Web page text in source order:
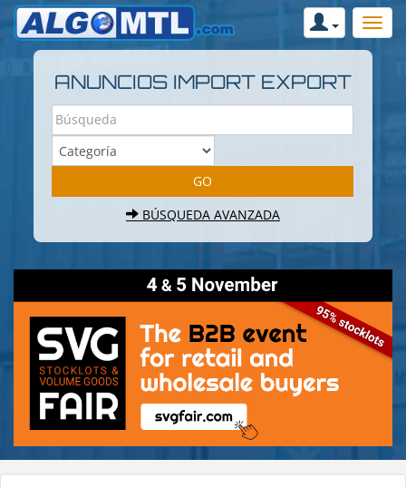
ANUNCIOS IMPORT EXPORT
BÚSQUEDA AVANZADA